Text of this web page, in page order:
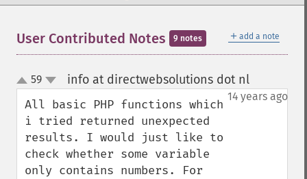
＋ add a note
User Contributed Notes 9 notes
up
down
59 info at directwebsolutions dot nl¶
14 years ago
All basic PHP functions which
i tried returned unexpected
results. I would just like to
check whether some variable
only contains numbers. For